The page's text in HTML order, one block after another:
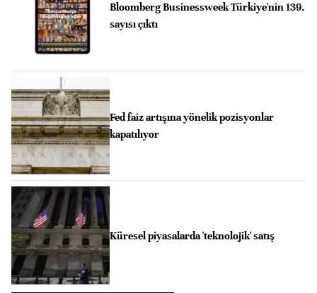
Bloomberg Businessweek Türkiye'nin 139.
sayısı çıktı
Fed faiz artışına yönelik pozisyonlar
kapatılıyor
Küresel piyasalarda 'teknolojik' satış